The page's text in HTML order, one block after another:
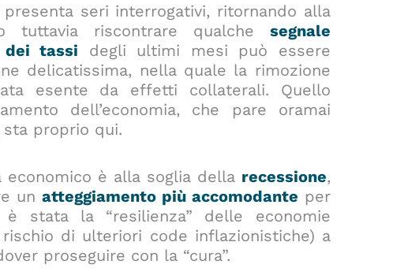
seri interrogativi, ritornando alla
tuttavia riscontrare qualche segnale
dei tassi degli ultimi mesi può essere
delicatissima, nella quale la rimozione
esente da effetti collaterali. Quello
dell’economia, che pare oramai
sta proprio qui.
è alla soglia della recessione,
un atteggiamento più accomodante per
stata la “resilienza” delle economie
di ulteriori code inflazionistiche) a
proseguire con la “cura”.